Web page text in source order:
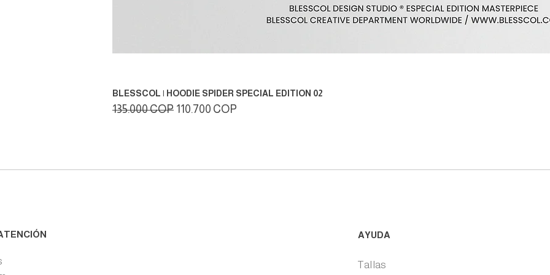
BLESSCOL | HOODIE SPIDER SPECIAL EDITION 02
Precio
135.000 COP Precio de oferta
110.700 COP
AYUDA
Tallas